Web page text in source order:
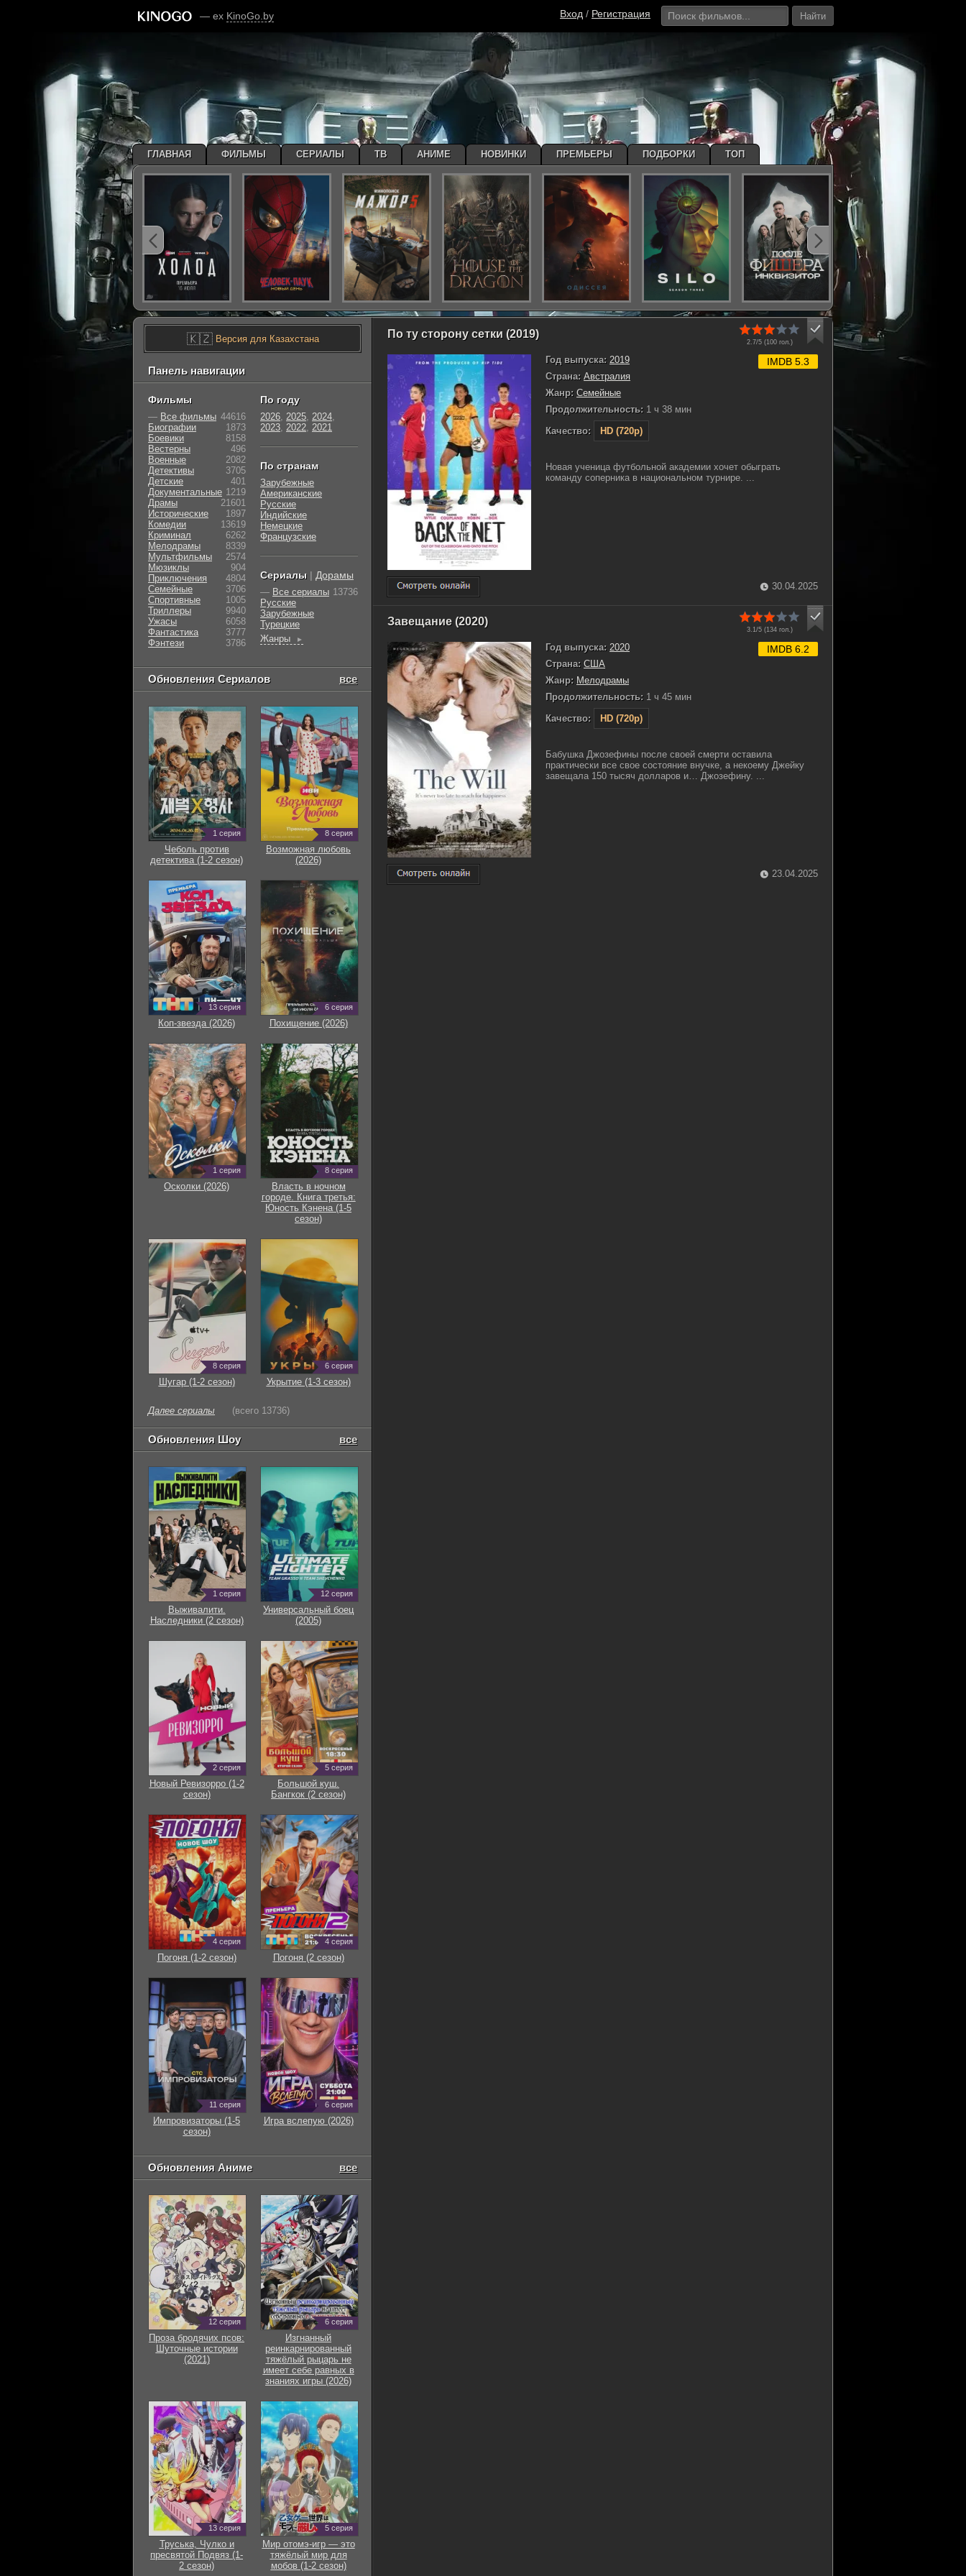
— ex KinoGo.by Вход / Регистрация Найти
По ту сторону сетки (2019)
2.7/5 (100гол.)
Год выпуска: 2019
Страна: Австралия
Жанр: Семейные
Продолжительность: 1 ч 38 мин
Качество:
HD (720p)
IMDB 5.3
Новая ученица футбольной академии хочет обыграть
команду соперника в национальном турнире. ...
30.04.2025
Завещание (2020)
3.1/5 (134гол.)
Год выпуска: 2020
Страна: США
Жанр: Мелодрамы
Продолжительность: 1 ч 45 мин
Качество:
HD (720p)
IMDB 6.2
Бабушка Джозефины после своей смерти оставила
практически все свое состояние внучке, а некоему Джейку
завещала 150 тысяч долларов и… Джозефину. ...
23.04.2025
🇰🇿Версия для Казахстана
Панель навигации
Фильмы
— Все фильмы 44616
Биографии
1873
Боевики
8158
Вестерны
496
Военные
2082
Детективы
3705
Детские
401
Документальные 1219
Драмы
21601
Исторические
1897
Комедии
13619
Криминал
6262
Мелодрамы
8339
Мультфильмы
2574
Мюзиклы
904
Приключения
4804
Семейные
3706
Cпортивные
1005
Триллеры
9940
Ужасы
6058
Фантастика
3777
Фэнтези
3786
По году
2026, 2025, 2024,
2023, 2022, 2021
По странам
Зарубежные
Американские
Русские
Индийские
Немецкие
Французские
Сериалы | Дорамы
— Все сериалы 13736
Русские
Зарубежные
Турецкие
Жанры
►
Обновления Сериалов все
1 серия
Чеболь против
детектива (1-2 сезон)
8 серия
Возможная любовь
(2026)
13 серия
Коп-звезда (2026)
6 серия
Похищение (2026)
1 серия
Осколки (2026)
8 серия
Власть в ночном
городе. Книга третья:
Юность Кэнена (1-5
сезон)
8 серия
Шугар (1-2 сезон)
6 серия
Укрытие (1-3 сезон)
Далее сериалы (всего 13736)
Обновления Шоу все
1 серия
Выживалити.
Наследники (2 сезон)
12 серия
Универсальный боец
(2005)
2 серия
Новый Ревизорро (1-2
сезон)
5 серия
Большой куш.
Бангкок (2 сезон)
4 серия
Погоня (1-2 сезон)
4 серия
Погоня (2 сезон)
11 серия
Импровизаторы (1-5
сезон)
6 серия
Игра вслепую (2026)
Обновления Аниме все
12 серия
Проза бродячих псов:
Шуточные истории
(2021)
6 серия
Изгнанный
реинкарнированный
тяжёлый рыцарь не
имеет себе равных в
знаниях игры (2026)
13 серия
Труська, Чулко и
пресвятой Подвяз (1-
2 сезон)
5 серия
Мир отомэ-игр — это
тяжёлый мир для
мобов (1-2 сезон)
ГЛАВНАЯ ФИЛЬМЫ СЕРИАЛЫ ТВ АНИМЕ НОВИНКИ ПРЕМЬЕРЫ ПОДБОРКИ ТОП